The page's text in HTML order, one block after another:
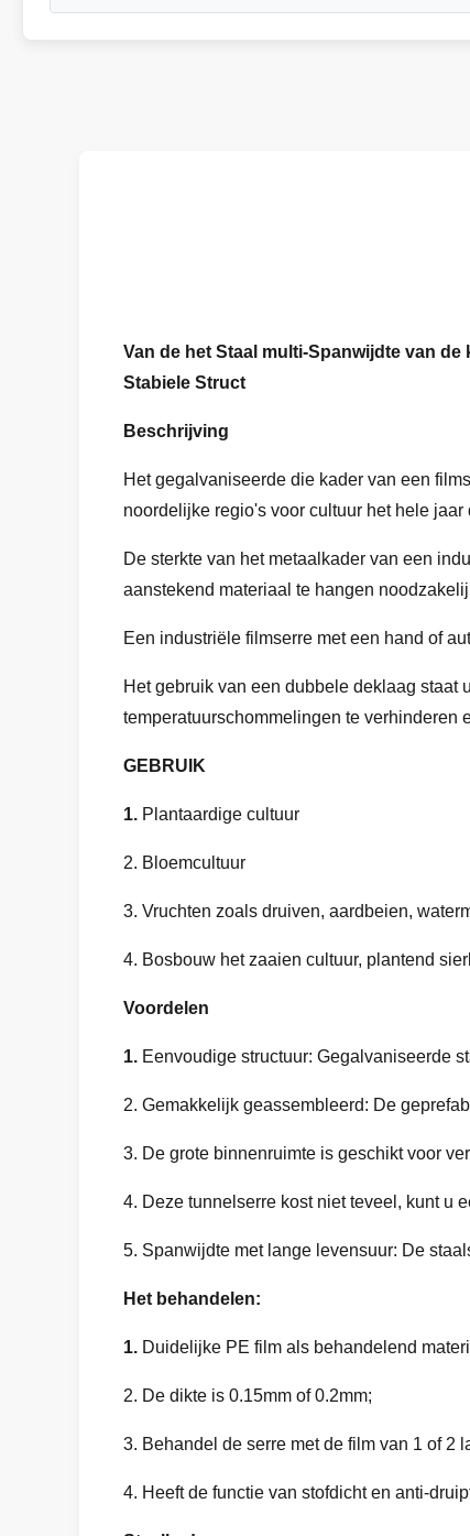
Van de het Staal multi-Spanwijdte van
Stabiele Struct
Beschrijving
Het gegalvaniseerde die kader van een
noordelijke regio's voor cultuur het hele
De sterkte van het metaalkader van een
aanstekend materiaal te hangen
Een industriële filmserre met een hand of
Het gebruik van een dubbele deklaag staat
temperatuurschommelingen te verhinderen
GEBRUIK
1. Plantaardige cultuur
2. Bloemcultuur
3. Vruchten zoals druiven, aardbeien,
4. Bosbouw het zaaien cultuur, plantend
Voordelen
1. Eenvoudige structuur: Gegalvaniseerde
2. Gemakkelijk geassembleerd: De
3. De grote binnenruimte is geschikt voor
4. Deze tunnelserre kost niet teveel, kunt u
5. Spanwijdte met lange levensuur: De
Het behandelen:
1. Duidelijke PE film als behandelend
2. De dikte is 0.15mm of 0.2mm;
3. Behandel de serre met de film van 1 of 2
4. Heeft de functie van stofdicht en anti-